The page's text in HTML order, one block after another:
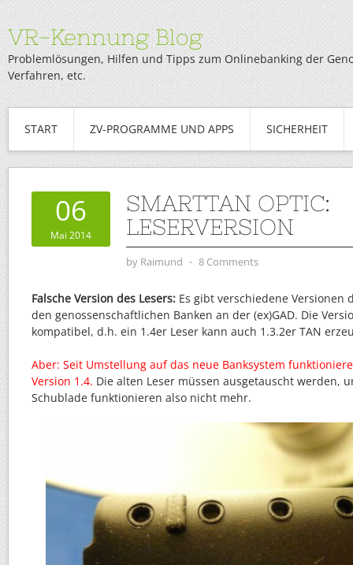
VR-Kennung Blog
Problemlösungen, Hilfen und Tipps zum Onlinebanking der
Verfahren, etc.
START ZV-PROGRAMME UND APPS SICHERHEIT
06
Mai 2014
SMARTTAN OPTIC:
LESERVERSION
by Raimund ⋅ 8 Comments
Falsche Version des Lesers: Es gibt verschiedene Versionen
den genossenschaftlichen Banken an der (ex)GAD. Die
kompatibel, d.h. ein 1.4er Leser kann auch 1.3.2er TAN
Aber: Seit Umstellung auf das neue Banksystem
Version 1.4. Die alten Leser müssen ausgetauscht werden,
Schublade funktionieren also nicht mehr.